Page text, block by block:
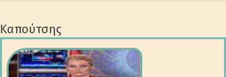
Καπούτσης